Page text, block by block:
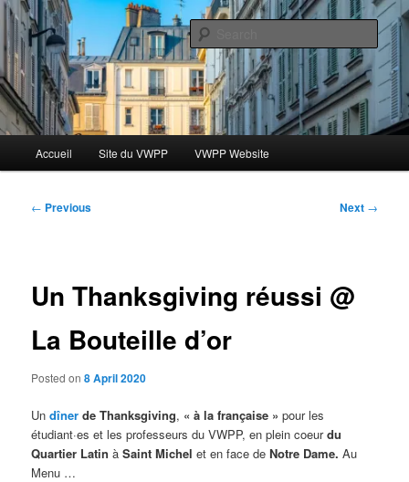
Skip
primary
contentBlog VWPP
Le blog des étudiants du Vassar-Wesleyan Programme à Paris
Accueil Site du VWPP VWPP Website
Post
← Previous Next →
Un Thanksgiving réussi @
La Bouteille d’or
Posted on8 April 2020
Un dîner de Thanksgiving, « à la française » pour les
étudiant·es et les professeurs du VWPP, en plein coeurdu
Quartier Latin àSaint Michel et en face deNotre Dame. Au
Menu …